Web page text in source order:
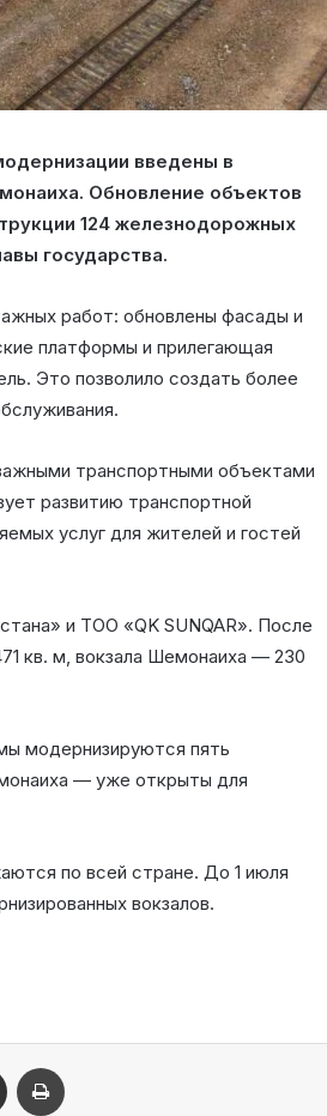
введены в
Обновление объектов
124 железнодорожных
государства.
работ: обновлены фасады и
платформы и прилегающая
Это позволило создать более
транспортными объектами
развитию транспортной
услуг для жителей и гостей
и ТОО «QK SUNQAR». После
кв. м, вокзала Шемонаиха — 230
модернизируются пять
— уже открыты для
по всей стране. До 1 июля
вокзалов.